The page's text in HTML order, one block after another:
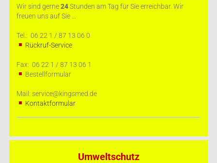
Wir sind gerne24Stunden am Tag für Sie erreichbar. Wir
freuen uns auf Sie ...
Tel.: 06 22 1 / 87 13 06 0
Rückruf-Service
Fax: 06 22 1 / 87 13 06 1
Bestellformular
Mail: service@kingsmed.de
Kontaktformular
Umweltschutz